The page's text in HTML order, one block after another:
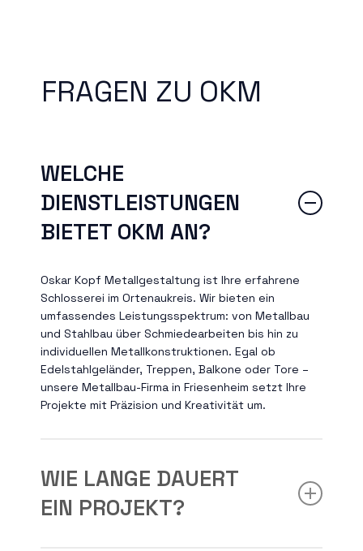
FRAGEN ZU OKM
WELCHE
DIENSTLEISTUNGEN
BIETET OKM AN?
Oskar Kopf Metallgestaltung ist Ihre erfahrene
Schlosserei im Ortenaukreis. Wir bieten ein
umfassendes Leistungsspektrum: von Metallbau
und Stahlbau über Schmiedearbeiten bis hin zu
individuellen Metallkonstruktionen. Egal ob
Edelstahlgeländer, Treppen, Balkone oder Tore –
unsere Metallbau-Firma in Friesenheim setzt Ihre
Projekte mit Präzision und Kreativität um.
WIE LANGE DAUERT
EIN PROJEKT?